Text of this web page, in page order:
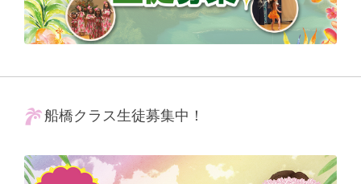
船橋クラス生徒募集中！